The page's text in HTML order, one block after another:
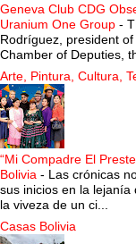
Geneva Club CDG
Uranium One Group -
Rodríguez, president
Chamber of Deputies,
Arte, Pintura, Cultura,
“Mi Compadre El
Bolivia - Las crónicas
sus inicios en la lejanía
la viveza de un ci...
Casas Bolivia